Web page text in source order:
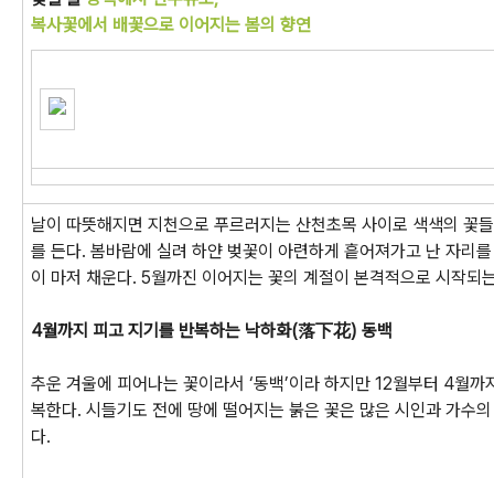
복사꽃에서 배꽃으로 이어지는 봄의 향연
날이 따뜻해지면 지천으로 푸르러지는 산천초목 사이로 색색의 꽃
를 든다. 봄바람에 실려 하얀 벚꽃이 아련하게 흩어져가고 난 자리
이 마저 채운다. 5월까진 이어지는 꽃의 계절이 본격적으로 시작되
4월까지 피고 지기를 반복하는 낙하화(落下花) 동백
추운 겨울에 피어나는 꽃이라서 ‘동백’이라 하지만 12월부터 4월까
복한다. 시들기도 전에 땅에 떨어지는 붉은 꽃은 많은 시인과 가수
다.